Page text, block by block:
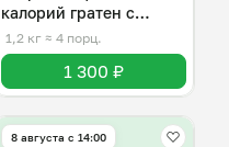
калорий гратен с
курицей
1,2 кг ≈ 4 порц.
1 300 ₽
8 августа с 14:00